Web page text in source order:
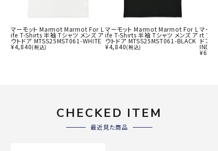
マーモット Marmot Marmot For L
ife T-Shirts 半袖 Tシャツ メンズ ア
ウトドア MTSS25MST061-WHITE
¥4,840(税込)
マーモット Marmot Marmot For L
ife T-Shirts 半袖 Tシャツ メンズ ア
ウトドア MTSS25MST061-BLACK
¥4,840(税込)
マー
rt フォ
ドア
¥
CHECKED ITEM
最近見た商品